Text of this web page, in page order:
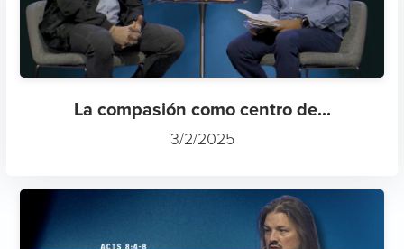
La compasión como centro de...
3/2/2025